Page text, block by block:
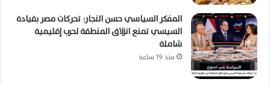
المفكر السياسي حسن النجار: تحركات مصر بقيادة
السيسي تمنع انزلاق المنطقة لحرب إقليمية
شاملة
منذ 19 ساعة